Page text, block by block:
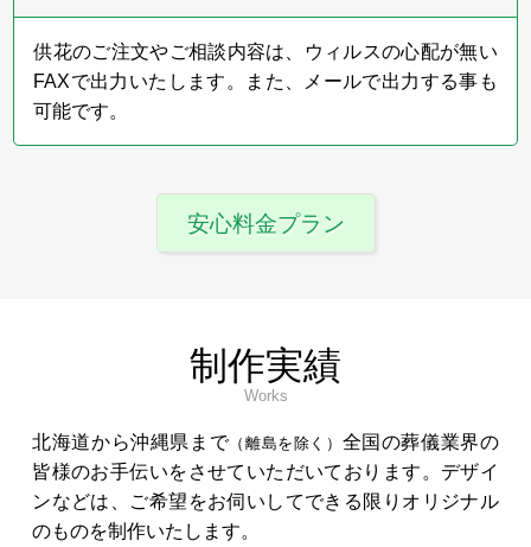
供花のご注文やご相談内容は、ウィルスの心配が無い
FAXで出力いたします。また、メールで出力する事も
可能です。
安心料金プラン
制作実績
Works
北海道から沖縄県まで（離島を除く） 全国の葬儀業界の
皆様のお手伝いをさせていただいております。デザイ
ンなどは、ご希望をお伺いしてできる限りオリジナル
のものを制作いたします。